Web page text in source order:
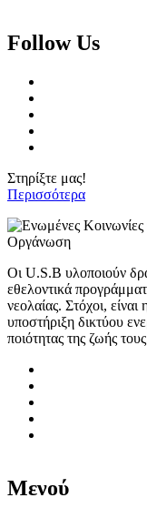
Follow Us
Στηρίξτε μας!
Περισσότερα
Οι U.S.B υλοποιούν
εθελοντικά
νεολαίας. Στόχοι,
υποστήριξη δικτύου
ποιότητας της ζωής
Μενού